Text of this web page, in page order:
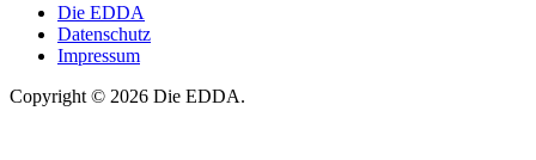
Die EDDA
Datenschutz
Impressum
Copyright © 2026 Die EDDA.